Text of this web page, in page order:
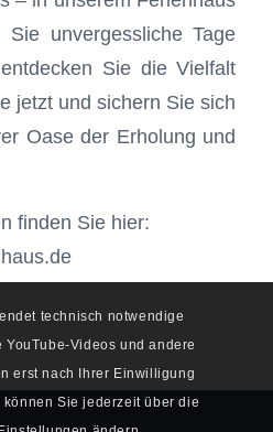
unvergessliche Tage
Sie die Vielfalt
jetzt und sichern Sie sich
Oase der Erholung und
finden Sie hier:
technisch notwendige
Videos und andere
erst nach Ihrer Einwilligung
Sie jederzeit über die